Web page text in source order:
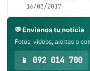
16/03/2017
💬 Envianos tu noticia
Fotos, videos, alertas o
📱 092 014 700